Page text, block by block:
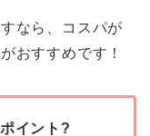
なら、コスパが
おすすめです！
イント?️